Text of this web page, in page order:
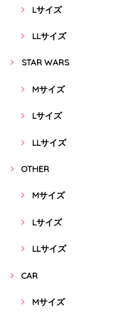
Lサイズ
LLサイズ
STAR WARS
Mサイズ
Lサイズ
LLサイズ
OTHER
Mサイズ
Lサイズ
LLサイズ
CAR
Mサイズ